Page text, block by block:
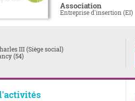
Association
Entreprise d'insertion (EI)
III (Siège social)
(54)